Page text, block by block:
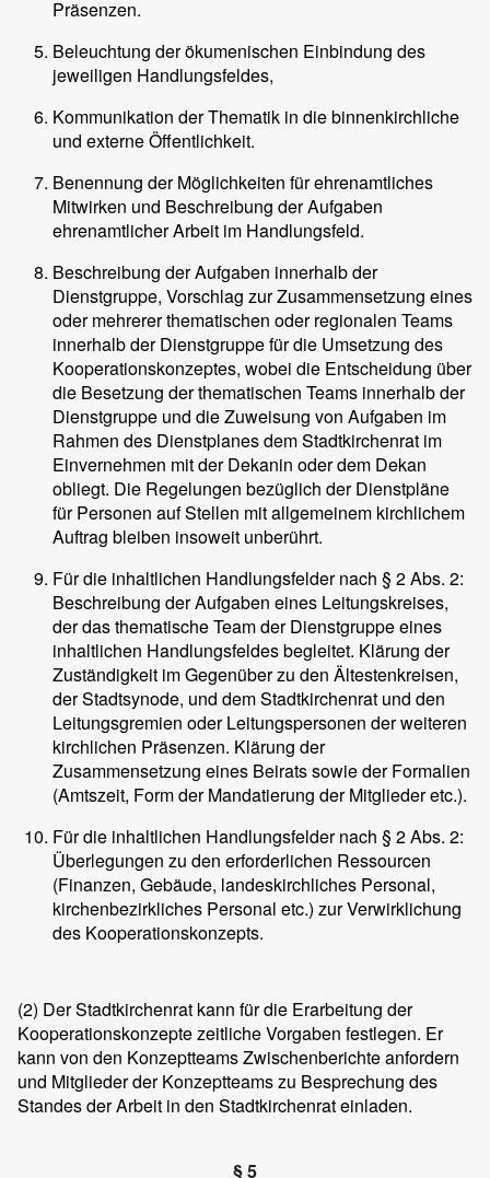
Präsenzen.
Beleuchtung der ökumenischen Einbindung des
jeweiligen Handlungsfeldes,
Kommunikation der Thematik in die binnenkirchliche
und externe Öffentlichkeit.
Benennung der Möglichkeiten für ehrenamtliches
Mitwirken und Beschreibung der Aufgaben
ehrenamtlicher Arbeit im Handlungsfeld.
Beschreibung der Aufgaben innerhalb der
Dienstgruppe, Vorschlag zur Zusammensetzung eines
oder mehrerer thematischen oder regionalen Teams
innerhalb der Dienstgruppe für die Umsetzung des
Kooperationskonzeptes, wobei die Entscheidung über
die Besetzung der thematischen Teams innerhalb der
Dienstgruppe und die Zuweisung von Aufgaben im
Rahmen des Dienstplanes dem Stadtkirchenrat im
Einvernehmen mit der Dekanin oder dem Dekan
obliegt. Die Regelungen bezüglich der Dienstpläne
für Personen auf Stellen mit allgemeinem kirchlichem
Auftrag bleiben insoweit unberührt.
Für die inhaltlichen Handlungsfelder nach § 2 Abs. 2:
Beschreibung der Aufgaben eines Leitungskreises,
der das thematische Team der Dienstgruppe eines
inhaltlichen Handlungsfeldes begleitet. Klärung der
Zuständigkeit im Gegenüber zu den Ältestenkreisen,
der Stadtsynode, und dem Stadtkirchenrat und den
Leitungsgremien oder Leitungspersonen der weiteren
kirchlichen Präsenzen. Klärung der
Zusammensetzung eines Beirats sowie der Formalien
(Amtszeit, Form der Mandatierung der Mitglieder etc.).
Für die inhaltlichen Handlungsfelder nach § 2 Abs. 2:
Überlegungen zu den erforderlichen Ressourcen
(Finanzen, Gebäude, landeskirchliches Personal,
kirchenbezirkliches Personal etc.) zur Verwirklichung
des Kooperationskonzepts.
(2) Der Stadtkirchenrat kann für die Erarbeitung der
Kooperationskonzepte zeitliche Vorgaben festlegen. Er
kann von den Konzeptteams Zwischenberichte anfordern
und Mitglieder der Konzeptteams zu Besprechung des
Standes der Arbeit in den Stadtkirchenrat einladen.
§ 5